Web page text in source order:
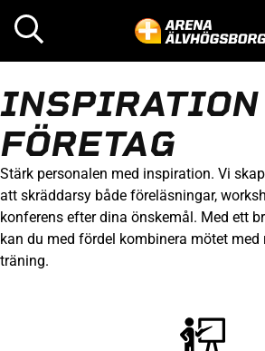
INSPIRATION
FÖRETAG
Stärk personalen med inspiration. Vi
att skräddarsy både föreläsningar,
konferens efter dina önskemål. Med ett
kan du med fördel kombinera mötet med
träning.